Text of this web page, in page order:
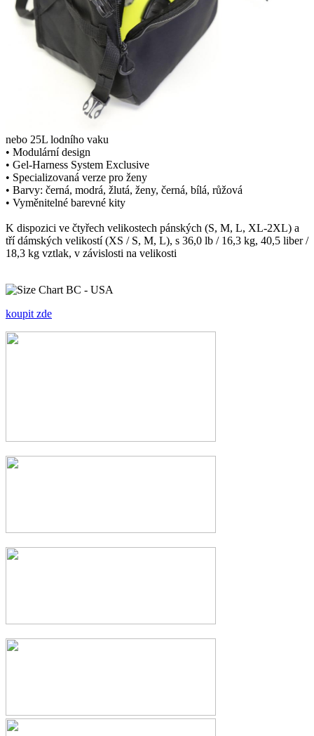
nebo 25L lodního vaku
• Modulární design
• Gel-Harness System Exclusive
• Specializovaná verze pro ženy
• Barvy: černá, modrá, žlutá, ženy, černá, bílá, růžová
• Vyměnitelné barevné kity
K dispozici ve čtyřech velikostech pánských (S, M, L, XL-2XL) a
tří dámských velikostí (XS / S, M, L), s 36,0 lb / 16,3 kg, 40,5 liber /
18,3 kg vztlak, v závislosti na velikosti
koupit zde